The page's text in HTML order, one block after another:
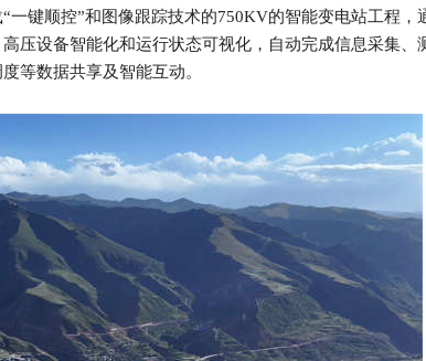
键顺控”和图像跟踪技术的750KV的智能变电站工程，
压设备智能化和运行状态可视化，自动完成信息采集、
等数据共享及智能互动。